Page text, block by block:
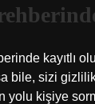
kayıtlı
bile, sizi
yolu kişiye